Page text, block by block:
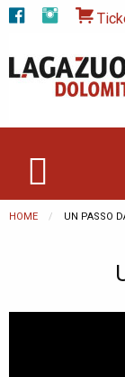
HOME CURRENT:
UN PASSO